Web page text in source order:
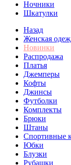
Ночники
Шкатулки
Назад
Женская
Новинки
Распродажа
Платья
Джемперы
Кофты
Джинсы
Футболки
Комплекты
Брюки
Штаны
Спортивные
Юбки
Блузки
Рубашки